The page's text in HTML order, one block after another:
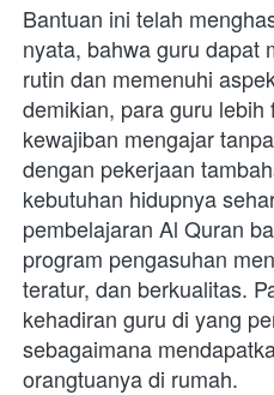
Bantuan ini telah
nyata, bahwa guru dapat
rutin dan memenuhi
demikian, para guru
kewajiban mengajar
dengan pekerjaan
kebutuhan hidupnya
pembelajaran Al Quran
program pengasuhan
teratur, dan berkualitas.
kehadiran guru di yang
sebagaimana
orangtuanya di rumah.